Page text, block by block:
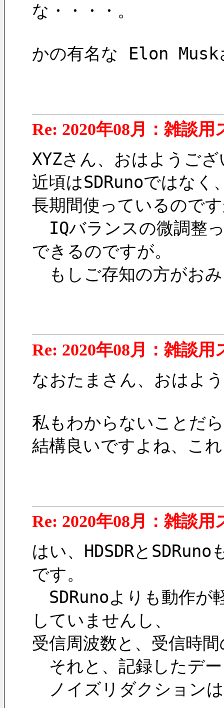
な・・・・。
かの有名な Elon Musk
Re: 2020年08月：雑談用
XYZさん、おはようご
近頃はSDRunoではな
長期間使っているので
IQバランスの微調整っ
できるのですが。
もしご存知の方がお
Re: 2020年08月：雑談用
なおたまさん、おはよ
私もわからないことだ
結構良いですよね、こ
Re: 2020年08月：雑談用
はい、HDSDRと
です。
SDRunoよりも動作が
していませんし、
受信周波数と、受信時
それと、記録したデ
ノイズリダクション